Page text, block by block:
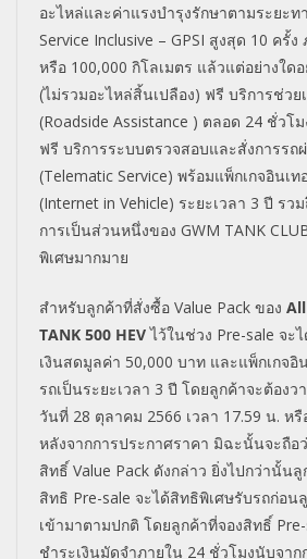
อะไหล่และค่าแรงบํารุงรักษาตามระยะท
Service Inclusive – GPSI สูงสุด 10 ครั้ง
หรือ 100,000 กิโลเมตร แล้วแต่อย่างใด
(ไม่รวมอะไหล่สิ้นเปลือง) ฟรี บริการช่วย
(Roadside Assistance ) ตลอด 24 ชั่วโม
ฟรี บริการระบบตรวจสอบและสั่งการรถ
(Telematic Service) พร้อมแพ็กเกจอินเท
(Internet in Vehicle) ระยะเวลา 3 ปี รว
การเป็นส่วนหนึ่งของ GWM TANK
พิเศษมากมาย
สำหรับลูกค้าที่สั่งซื้อ Value Pack ของ
TANK 500 HEVไว้ในช่วง Pre-sale จะ
เงินสดมูลค่า 50,000 บาท และแพ็กเกจอิ
รถเป็นระยะเวลา 3 ปี โดยลูกค้าจะต้องว
วันที่ 28 ตุลาคม 2566 เวลา 17.59 น. หรื
หลังจากการประกาศราคา มิฉะนั้นจะถือ
สิทธิ์ Value Pack ดังกล่าว ยิ่งไปกว่านั้นลู
สิทธิ Pre-sale จะได้สิทธิพิเศษรับรถก่อน
เข้ามาตามปกติ โดยลูกค้าที่จองสิทธิ์
ชำระเงินมัดจำภายใน 24 ชั่วโมงนับจาก